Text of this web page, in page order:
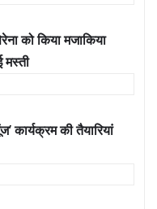
को किया मजाकिया
कार्यक्रम की तैयारियां